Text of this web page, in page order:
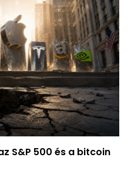
S&P 500 és a bitcoin